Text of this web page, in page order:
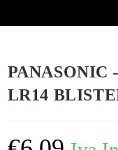
PANASONIC
LR14